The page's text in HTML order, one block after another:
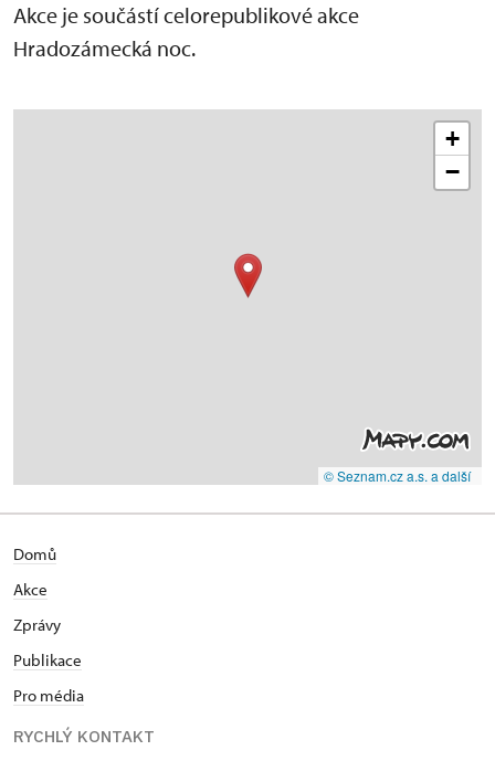
Akce je součástí celorepublikové akce
Hradozámecká noc.
+
−
© Seznam.cz a.s. a další
Domů
Akce
Zprávy
Publikace
Pro média
RYCHLÝ KONTAKT